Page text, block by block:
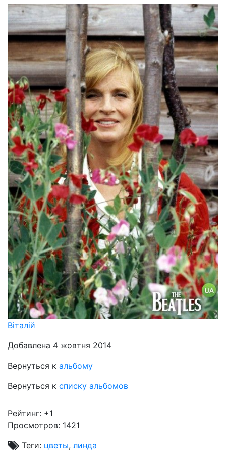
Віталій
Добавлена 4 жовтня 2014
Вернуться к альбому
Вернуться к списку альбомов
Рейтинг: +1
Просмотров: 1421
Теги: цветы, линда